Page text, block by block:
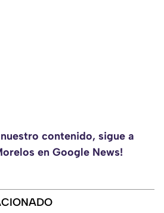
contenido, sigue a
en Google News!